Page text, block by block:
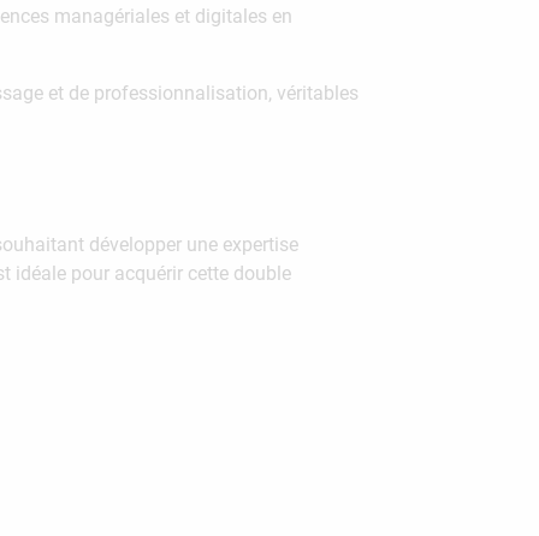
managériales et digitales en
et de professionnalisation, véritables
développer une expertise
idéale pour acquérir cette double